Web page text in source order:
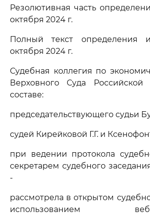
Резолютивная часть
октября 2024 г.
Полный текст определения
октября 2024 г.
Судебная коллегия по
Верховного Суда
составе:
председательствующего судьи
судей Кирейковой Г.Г. и
при ведении протокола
секретарем судебного
-
рассмотрела в открытом
использованием веб-